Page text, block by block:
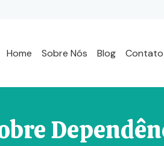
Home Sobre Nós Blog Contato